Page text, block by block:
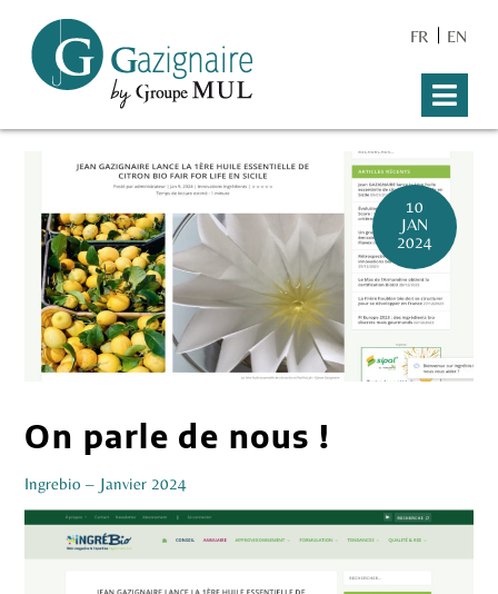
FR EN
10
JAN
2024
On parle de nous !
Ingrebio – Janvier 2024